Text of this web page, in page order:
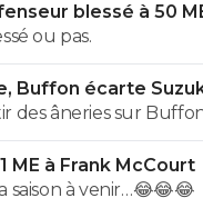
blessé à 50
ou pas.
Buffon écarte
des âneries sur
très bien Suzuki ce
sclubs cher à Buffon
dites juste pas qu'il
ME à Frank McCourt
saison à venir…😂😂😂